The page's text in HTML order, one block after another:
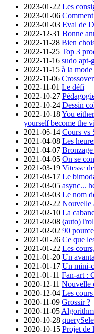
2023-01-22 Les
2023-01-06
2023-01-03 Eval de
2022-12-31 Bonne
2022-11-28 Bien
2022-11-25 Top 3
2022-11-16 sudo apt-
2022-11-15 à la mode
2022-11-06 Crossover
2022-11-01 Le défi
2022-10-27
2022-10-24 Dessin
2022-10-18You
yourself become the
2021-06-14 Cours vs
2021-04-08 Les
2021-04-07 Bronzage
2021-04-05 On se
2021-03-19 Vitesse
2021-03-17 Le
2021-03-05 async...
2021-03-03 Le nom
2021-02-22 Nouvelle
2021-02-10 La cabane
2021-02-08
2021-02-02 90
2021-01-26 Ce que
2021-01-22 Les
2021-01-20 Un
2021-01-17 Un mini-
2021-01-11 Fan-art :
2020-12-11 Nouvelle
2020-12-04 Les cours
2020-11-09 Grossir ?
2020-11-05
2020-10-28
2020-10-15 Projet de